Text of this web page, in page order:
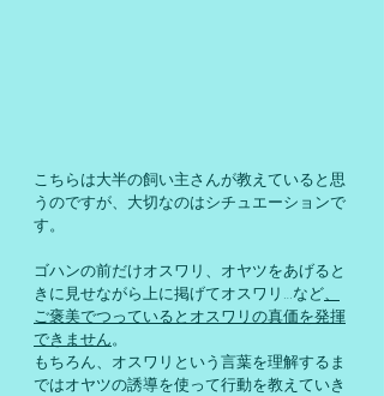
こちらは大半の飼い主さんが教えていると思
うのですが、大切なのはシチュエーションで
す。
ゴハンの前だけオスワリ、オヤツをあげると
きに見せながら上に掲げてオスワリ…など
ご褒美でつっているとオスワリの真価を発揮
できません 。
もちろん、オスワリという言葉を理解するま
ではオヤツの誘導を使って行動を教えていき